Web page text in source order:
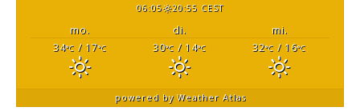
06:05 20:55 CEST
mo. di.
mi.
34°C / 17°C 30°C / 14°C 32°C / 16°C
powered by Weather Atlas